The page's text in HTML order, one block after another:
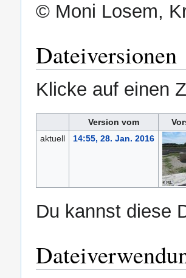
© Moni Losem,
Dateiversionen
Klicke auf einen
Version vom
aktuell
14:55, 28. Jan. 2016
Du kannst diese